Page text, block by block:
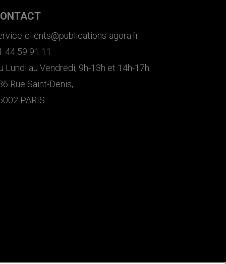
clients@publications-agora.fr
44 59 91 11
Lundi au Vendredi, 9h-13h et 14h-17h
Rue Saint-Denis,
PARIS